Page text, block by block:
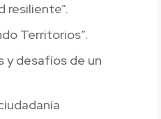
resiliente”.
Territorios”.
y desafíos de un